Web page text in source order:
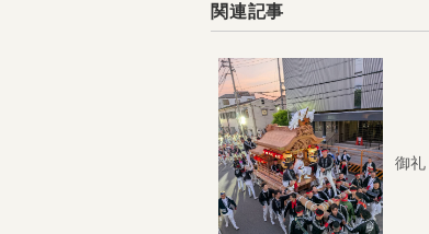
関連記事
御礼